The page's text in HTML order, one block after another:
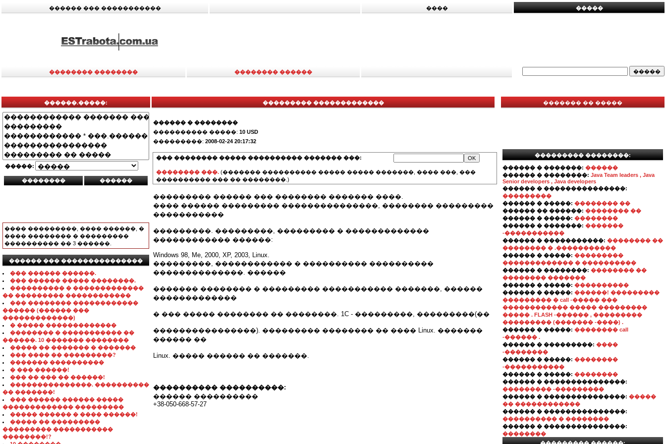
������ ��� ����������� ���� �����
�������� �������� �������� ������
������.�����:
�����:
���� ���������, ���� ������, �
���� �������� � ���������
���������� �� 3 ������.
������ ��� ���������������
��� ������ ������.
��� ������ ����� ��������.
���������� � �������������
�� ��������� ������������
��� �������� ������������
������ (������ ���
�������������)
� ����� �������������
�������� � ����������� ��
������. 10 ������� ��������
����� �� ������� � �������
��� ���� �� ���������?
������� ����������
� ��� ������!
��� �� ��� �� ������!
���������������. ����������
�� �������!
��� ������ ������ �����
������������� ���������
����� ������ � ���� ������!
����� �� ���������
��������� �����������
��������!?
��������� �������������
������ � ��������
���������� �����: 10 USD
���������: 2008-02-24 20:17:32
��� �������� ����� ���������� ������� ���:
�������� ���. (������� ���������� ����� ����� �������, ���� ���, ���
���������� ��� �� ��������.)
��������� ������ ��� �������� ������� ����.
���� ������ ��������� ���������������, �������� ���������
�����������
���������. ���������, ��������� � �������������
������������ ������:
Windows 98, Me, 2000, XP, 2003, Linux.
���������, ������������ � ���������� ����������
��������������. ������
������� �������� � ��������� ����������� �������, ������
�������������
� ��� ����� �������� �� ��������. 1C - ���������, ���������(��
����������������). ��������� �������� �� ���� Linux. �������
������ ��
Linux. ����� ������ �� �������.
���������� ����������:
������ ����������
+38-050-668-57-27
������� �� �����
��������� ��������:
������ � �������: ������
������ � ��������: Java Team leaders , Java
Senior developers , Java developers
������ � ���������������:
���������
������ � �����: �������� ��
������ �� ������: �������� ��
������ � �����: ��������
������ � �������: �������
-�����������
������ � �����������: �������� ��
�������� � .�����������
������ � �����: ���������
������������� � ����������
������ � ��������: �������� ��
�������� �������
������ � �����: ����������
������ � �����: ������! ���������
��������� � call -����� ���
������������ ����� ���������
����� . FLASH -������ , ���������
��������� (������� -����) .
������ � �����: �������� call
-������ .
������ � ���������: ����
-��������
������ � �����: ��������
-�����������
������ � �����: ��������
������ � ���������������:
��������� -���������
������ � ���������������: �����
�� ������������
������ � ���������������:
���������� � ��������
������ � ���������������:
��������